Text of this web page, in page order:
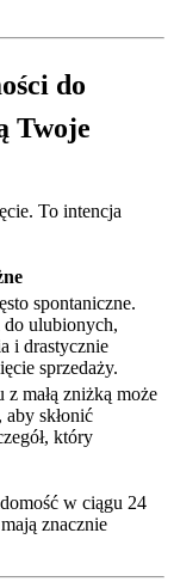
do
Twoje
To intencja
spontaniczne.
do ulubionych,
i drastycznie
sprzedaży.
małą zniżką może
aby skłonić
który
w ciągu 24
znacznie